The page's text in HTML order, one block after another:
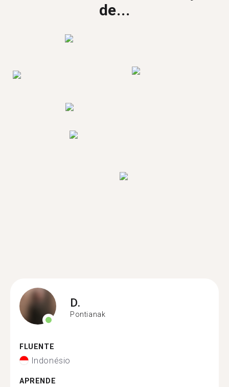
de...
D.
Pontianak
FLUENTE
Indonésio
APRENDE